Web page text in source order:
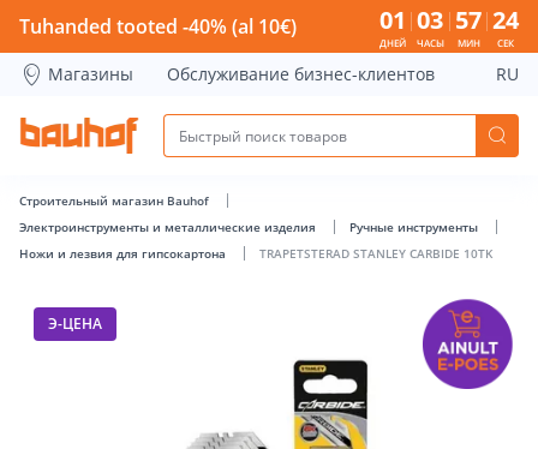
TRAPETSTERAD STANLEY CARBIDE 10TK - Bauhof has loaded
Tuhanded tooted -40% (al 10€) 01
ДНЕЙ
03
ЧАСЫ
57
МИН
24
СЕК
Магазины Обслуживание бизнес-клиентов RU
Строительный магазин Bauhof
Электроинструменты и металлические изделия
Ручные инструменты
Ножи и лезвия для гипсокартона
TRAPETSTERAD STANLEY CARBIDE 10TK
Э-ЦЕНА